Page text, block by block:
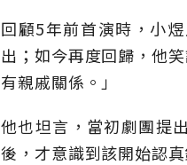
回顧5年前首演時，小
出；如今再度回歸，他
有親戚關係。」
他也坦言，當初劇團提
後，才意識到該開始認